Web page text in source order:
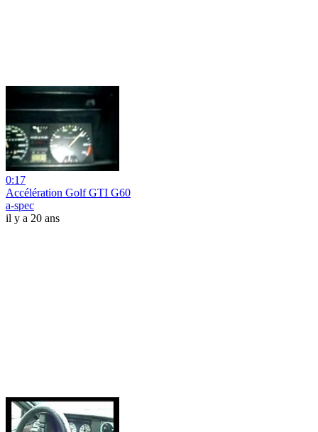
0:17
Accélération Golf GTI G60
a-spec
il y a 20 ans